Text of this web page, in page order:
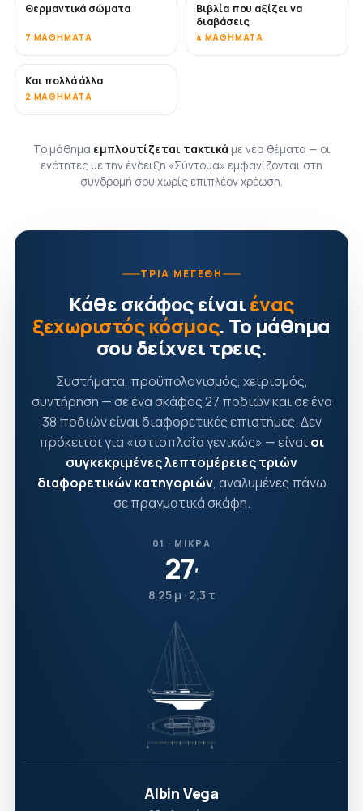
ΣΎΝΤΟΜΑ
Θερμαντικά σώματα
7 ΜΑΘΉΜΑΤΑ
ΣΎΝΤΟΜΑ
Βιβλία που αξίζει να
διαβάσεις
4 ΜΑΘΉΜΑΤΑ
ΣΎΝΤΟΜΑ
Και πολλά άλλα
2 ΜΑΘΉΜΑΤΑ
Το μάθημα εμπλουτίζεται τακτικά με νέα θέματα — οι
ενότητες με την ένδειξη «Σύντομα» εμφανίζονται στη
συνδρομή σου χωρίς επιπλέον χρέωση.
ΤΡΊΑ ΜΕΓΈΘΗ
Κάθε σκάφος είναιένας
ξεχωριστός κόσμος. Το μάθημα
σου δείχνει τρεις.
Συστήματα, προϋπολογισμός, χειρισμός,
συντήρηση — σε ένα σκάφος 27 ποδιών και σε ένα
38 ποδιών είναι διαφορετικές επιστήμες. Δεν
πρόκειται για «ιστιοπλοΐα γενικώς» — είναιοι
συγκεκριμένες λεπτομέρειες τριών
διαφορετικών κατηγοριών, αναλυμένες πάνω
σε πραγματικά σκάφη.
01 · ΜΙΚΡΆ
27′
8,25 μ · 2,3 τ
Albin Vega